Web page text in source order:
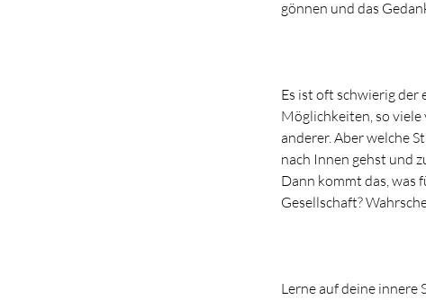
gönnen und das
Es ist oft schwierig der
Möglichkeiten, so
anderer. Aber welche
nach Innen gehst und
Dann kommt das, was
Gesellschaft?
Lerne auf deine innere